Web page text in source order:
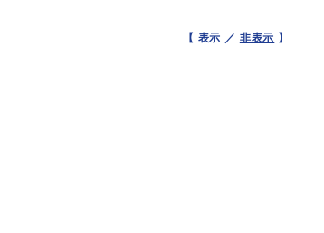
【 表示 ／ 非表示 】